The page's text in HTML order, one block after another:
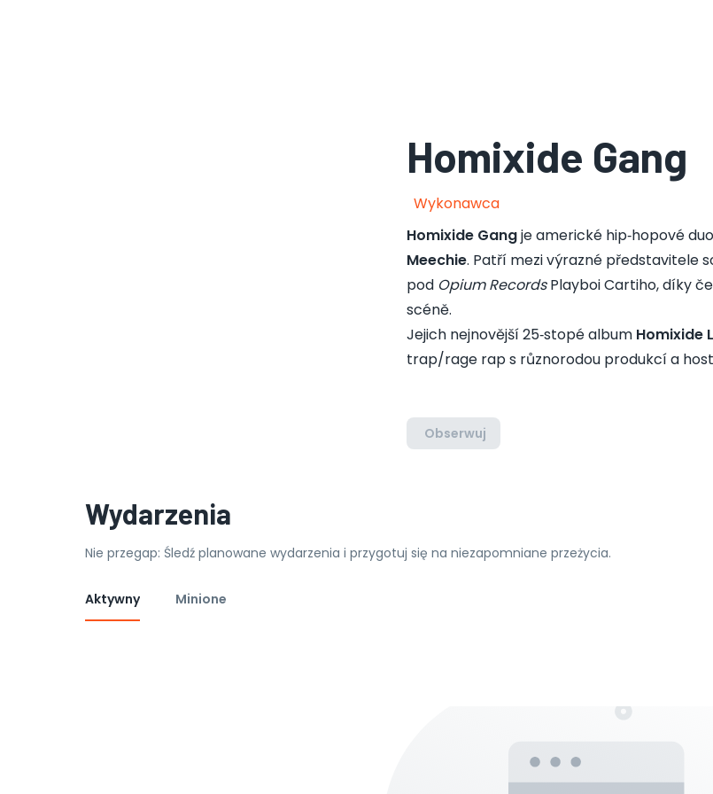
Homixide Gang
Wykonawca
Homixide Gangje americké hip‑hopové
Meechie. Patří mezi výrazné představitele
pod Opium RecordsPlayboi Cartiho, díky
scéně.
Jejich nejnovější 25‑stopé album Homixide
trap/rage rap s různorodou produkcí a
Obserwuj
Wydarzenia
Nie przegap: Śledź planowane wydarzenia i przygotuj się na niezapomniane przeżycia.
Aktywny Minione